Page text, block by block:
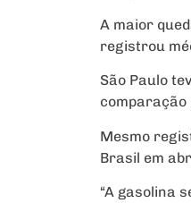
A maior
registrou
São Paulo
comparação
Mesmo
Brasil em
“A gasolina